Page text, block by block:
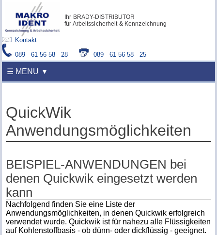
Ihr BRADY-DISTRIBUTOR
für Arbeitssicherheit & Kennzeichnung
Kontakt
089 - 61 56 58 - 28
089 - 61 56 58 - 25
☰ MENU
QuickWik
Anwendungsmöglichkeiten
BEISPIEL-ANWENDUNGEN bei
denen Quickwik eingesetzt werden
kann
Nachfolgend finden Sie eine Liste der
Anwendungsmöglichkeiten, in denen Quickwik erfolgreich
verwendet wurde. Quickwik ist für nahezu alle Flüssigkeiten
auf Kohlenstoffbasis - ob dünn- oder dickflüssig - geeignet.